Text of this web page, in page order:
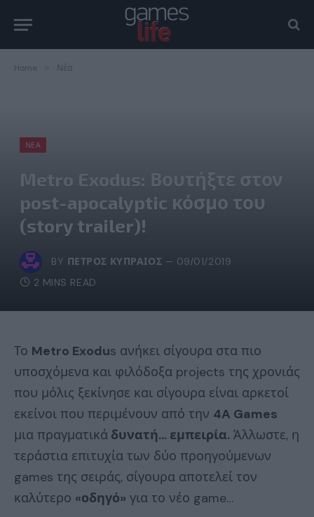
Home Νέα
ΝΈΑ
Metro Exodus: Βουτήξτε στον
post-apocalyptic κόσμο του
(story trailer)!
BY ΠΈΤΡΟΣ ΚΥΠΡΑΊΟΣ
09/01/2019
2 MINS READ
Το Metro Exodus ανήκει σίγουρα στα πιο
υποσχόμενα και φιλόδοξα projects της χρονιάς
που μόλις ξεκίνησε και σίγουρα είναι αρκετοί
εκείνοι που περιμένουν από την 4A Games
μια πραγματικά δυνατή… εμπειρία. Άλλωστε, η
τεράστια επιτυχία των δύο προηγούμενων
games της σειράς, σίγουρα αποτελεί τον
καλύτερο «οδηγό» για το νέο game…